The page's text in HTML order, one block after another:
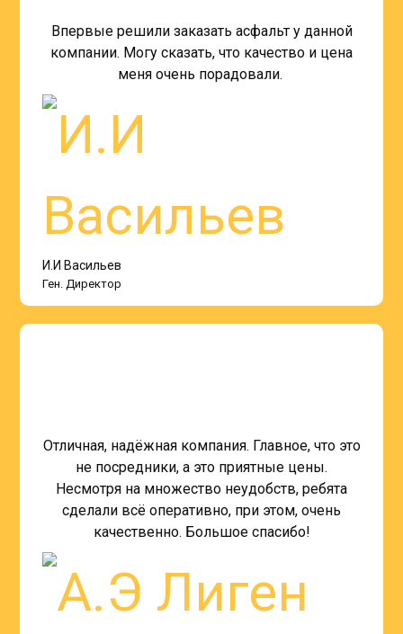
Впервые решили заказать асфальт у данной
компании. Могу сказать, что качество и цена
меня очень порадовали.
И.И Васильев
Ген. Директор
Отличная, надёжная компания. Главное, что это
не посредники, а это приятные цены.
Несмотря на множество неудобств, ребята
сделали всё оперативно, при этом, очень
качественно. Большое спасибо!